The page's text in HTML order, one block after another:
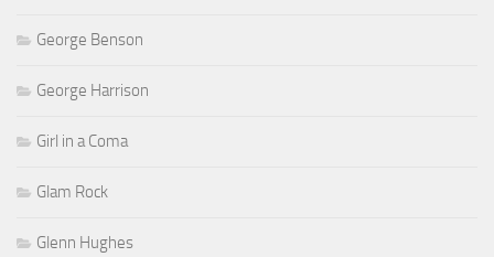
George Benson
George Harrison
Girl in a Coma
Glam Rock
Glenn Hughes